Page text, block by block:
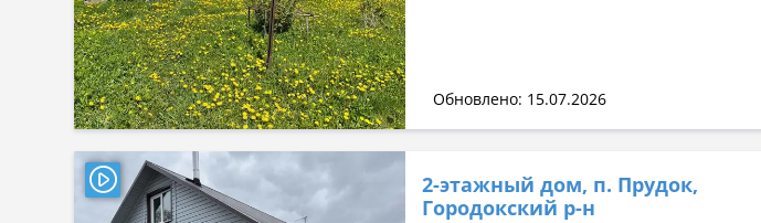
Обновлено: 15.07.2026
2-этажный дом, п. Прудок,
Городокский р-н